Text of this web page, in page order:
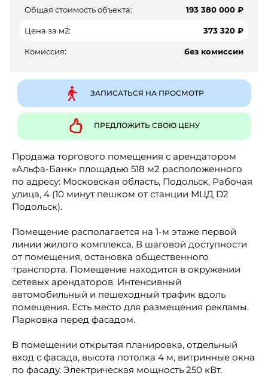
Общая стоимость объекта: 193 380 000 ₽
Цена за м2: 373 320 ₽
Комиссия: без комиссии
ЗАПИСАТЬСЯ НА ПРОСМОТР
ПРЕДЛОЖИТЬ СВОЮ ЦЕНУ
Продажа торгового помещения с арендатором
«Альфа-Банк» площадью 518 м2 расположенного
по адресу: Московская область, Подольск, Рабочая
улица, 4 (10 минут пешком от станции МЦД D2
Подольск).
Помещение располагается на 1-м этаже первой
линии жилого комплекса. В шаговой доступности
от помещения, остановка общественного
транспорта. Помещение находится в окружении
сетевых арендаторов. Интенсивный
автомобильный и пешеходный трафик вдоль
помещения. Есть место для размещения рекламы.
Парковка перед фасадом.
В помещении открытая планировка, отдельный
вход с фасада, высота потолка 4 м, витринные окна
по фасаду. Электрическая мощность 250 кВт.